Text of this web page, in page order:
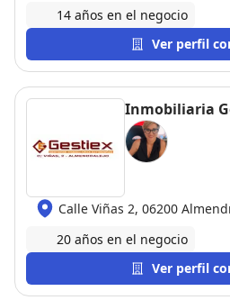
14 años en el negocio
Ver perfil
Inmobiliaria
Calle Viñas 2, 06200
20 años en el negocio
Ver perfil